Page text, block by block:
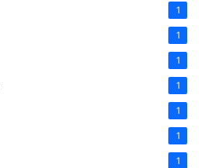
1
1
1
1
1
1
1